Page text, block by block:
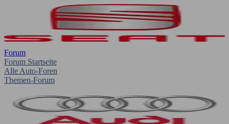
Forum
Forum Startseite
Alle Auto-Foren
Themen-Forum